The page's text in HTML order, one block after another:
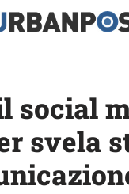
social
svela